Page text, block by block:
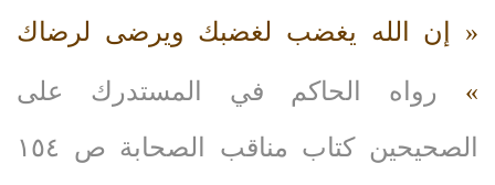
« إن الله يغضب لغضبك ويرضى لرضاك
» رواه الحاكم في المستدرك على
الصحيحين كتاب مناقب الصحابة ص ١٥٤